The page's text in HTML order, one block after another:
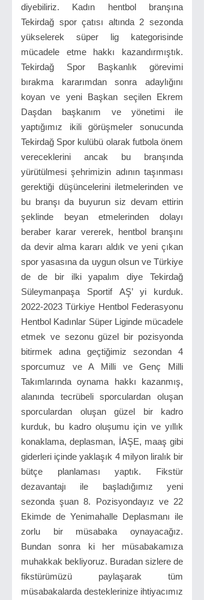
diyebiliriz. Kadın hentbol branşına
Tekirdağ spor çatısı altında 2 sezonda
yükselerek süper lig kategorisinde
mücadele etme hakkı kazandırmıştık.
Tekirdağ Spor Başkanlık görevimi
bırakma kararımdan sonra adaylığını
koyan ve yeni Başkan seçilen Ekrem
Daşdan başkanım ve yönetimi ile
yaptığımız ikili görüşmeler sonucunda
Tekirdağ Spor kulübü olarak futbola önem
vereceklerini ancak bu branşında
yürütülmesi şehrimizin adının taşınması
gerektiği düşüncelerini iletmelerinden ve
bu branşı da buyurun siz devam ettirin
şeklinde beyan etmelerinden dolayı
beraber karar vererek, hentbol branşını
da devir alma kararı aldık ve yeni çıkan
spor yasasına da uygun olsun ve Türkiye
de de bir ilki yapalım diye Tekirdağ
Süleymanpaşa Sportif AŞ’ yi kurduk.
2022-2023 Türkiye Hentbol Federasyonu
Hentbol Kadınlar Süper Liginde mücadele
etmek ve sezonu güzel bir pozisyonda
bitirmek adına geçtiğimiz sezondan 4
sporcumuz ve A Milli ve Genç Milli
Takımlarında oynama hakkı kazanmış,
alanında tecrübeli sporculardan oluşan
sporculardan oluşan güzel bir kadro
kurduk, bu kadro oluşumu için ve yıllık
konaklama, deplasman, İAŞE, maaş gibi
giderleri içinde yaklaşık 4 milyon liralık bir
bütçe planlaması yaptık. Fikstür
dezavantajı ile başladığımız yeni
sezonda şuan 8. Pozisyondayız ve 22
Ekimde de Yenimahalle Deplasmanı ile
zorlu bir müsabaka oynayacağız.
Bundan sonra ki her müsabakamıza
muhakkak bekliyoruz. Buradan sizlere de
fikstürümüzü paylaşarak tüm
müsabakalarda desteklerinize ihtiyacımız